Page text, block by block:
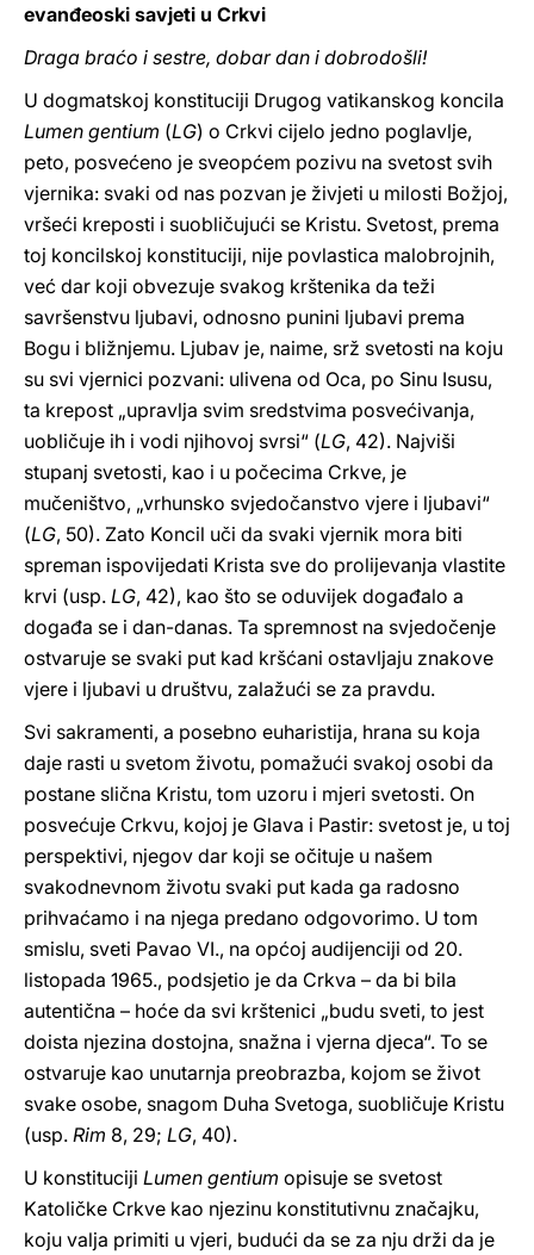
evanđeoski savjeti u Crkvi
Draga braćo i sestre, dobar dan i dobrodošli!
U dogmatskoj konstituciji Drugog vatikanskog koncila
Lumen gentium (LG) o Crkvi cijelo jedno poglavlje,
peto, posvećeno je sveopćem pozivu na svetost svih
vjernika: svaki od nas pozvan je živjeti u milosti Božjoj,
vršeći kreposti i suobličujući se Kristu. Svetost, prema
toj koncilskoj konstituciji, nije povlastica malobrojnih,
već dar koji obvezuje svakog krštenika da teži
savršenstvu ljubavi, odnosno punini ljubavi prema
Bogu i bližnjemu. Ljubav je, naime, srž svetosti na koju
su svi vjernici pozvani: ulivena od Oca, po Sinu Isusu,
ta krepost „upravlja svim sredstvima posvećivanja,
uobličuje ih i vodi njihovoj svrsi“ (LG, 42). Najviši
stupanj svetosti, kao i u počecima Crkve, je
mučeništvo, „vrhunsko svjedočanstvo vjere i ljubavi“
(LG, 50). Zato Koncil uči da svaki vjernik mora biti
spreman ispovijedati Krista sve do prolijevanja vlastite
krvi (usp. LG, 42), kao što se oduvijek događalo a
događa se i dan-danas. Ta spremnost na svjedočenje
ostvaruje se svaki put kad kršćani ostavljaju znakove
vjere i ljubavi u društvu, zalažući se za pravdu.
Svi sakramenti, a posebno euharistija, hrana su koja
daje rasti u svetom životu, pomažući svakoj osobi da
postane slična Kristu, tom uzoru i mjeri svetosti. On
posvećuje Crkvu, kojoj je Glava i Pastir: svetost je, u toj
perspektivi, njegov dar koji se očituje u našem
svakodnevnom životu svaki put kada ga radosno
prihvaćamo i na njega predano odgovorimo. U tom
smislu, sveti Pavao VI., na općoj audijenciji od 20.
listopada 1965., podsjetio je da Crkva – da bi bila
autentična – hoće da svi krštenici „budu sveti, to jest
doista njezina dostojna, snažna i vjerna djeca“. To se
ostvaruje kao unutarnja preobrazba, kojom se život
svake osobe, snagom Duha Svetoga, suobličuje Kristu
(usp. Rim 8, 29; LG, 40).
U konstituciji Lumen gentium opisuje se svetost
Katoličke Crkve kao njezinu konstitutivnu značajku,
koju valja primiti u vjeri, budući da se za nju drži da je